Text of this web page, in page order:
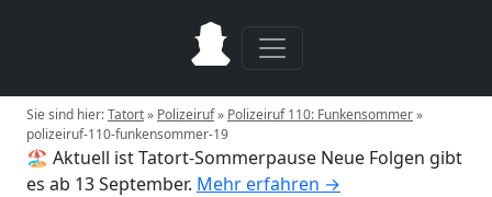
Sie sind hier:Tatort» Polizeiruf» Polizeiruf 110: Funkensommer»
polizeiruf-110-funkensommer-19
🏖️ Aktuell ist Tatort-Sommerpause Neue Folgen gibt
es ab 13 September. Mehr erfahren →